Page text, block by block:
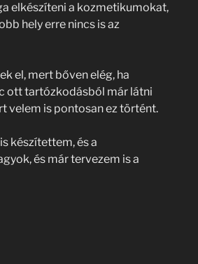
elkészíteni a kozmetikumokat,
hely erre nincs is az
el, mert bőven elég, ha
ott tartózkodásból már látni
velem is pontosan ez történt.
készítettem, és a
és már tervezem is a